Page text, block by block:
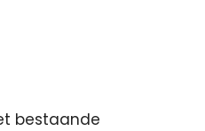
bestaande